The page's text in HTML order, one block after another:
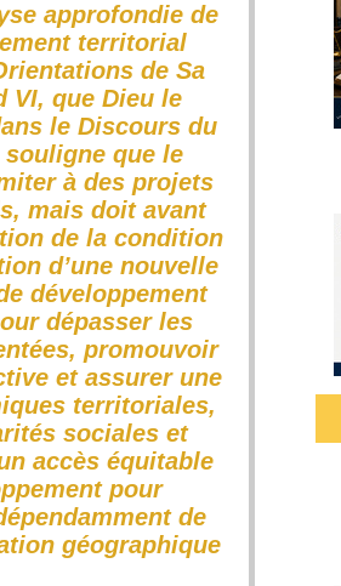
approfondie de
territorial
de Sa
VI, que Dieu le
le Discours du
que le
à des projets
mais doit avant
de la condition
d’une nouvelle
développement
dépasser les
promouvoir
et assurer une
territoriales,
sociales et
accès équitable
pour
de
géographique.